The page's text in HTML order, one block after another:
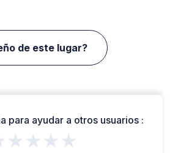
de este lugar?
para ayudar a otros usuarios :